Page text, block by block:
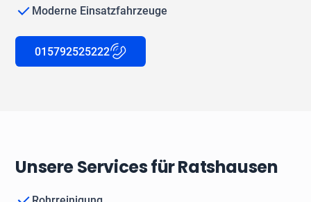
Moderne Einsatzfahrzeuge
015792525222
Unsere Services für Ratshausen